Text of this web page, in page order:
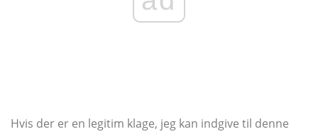
Hvis der er en legitim klage, jeg kan indgive til denne